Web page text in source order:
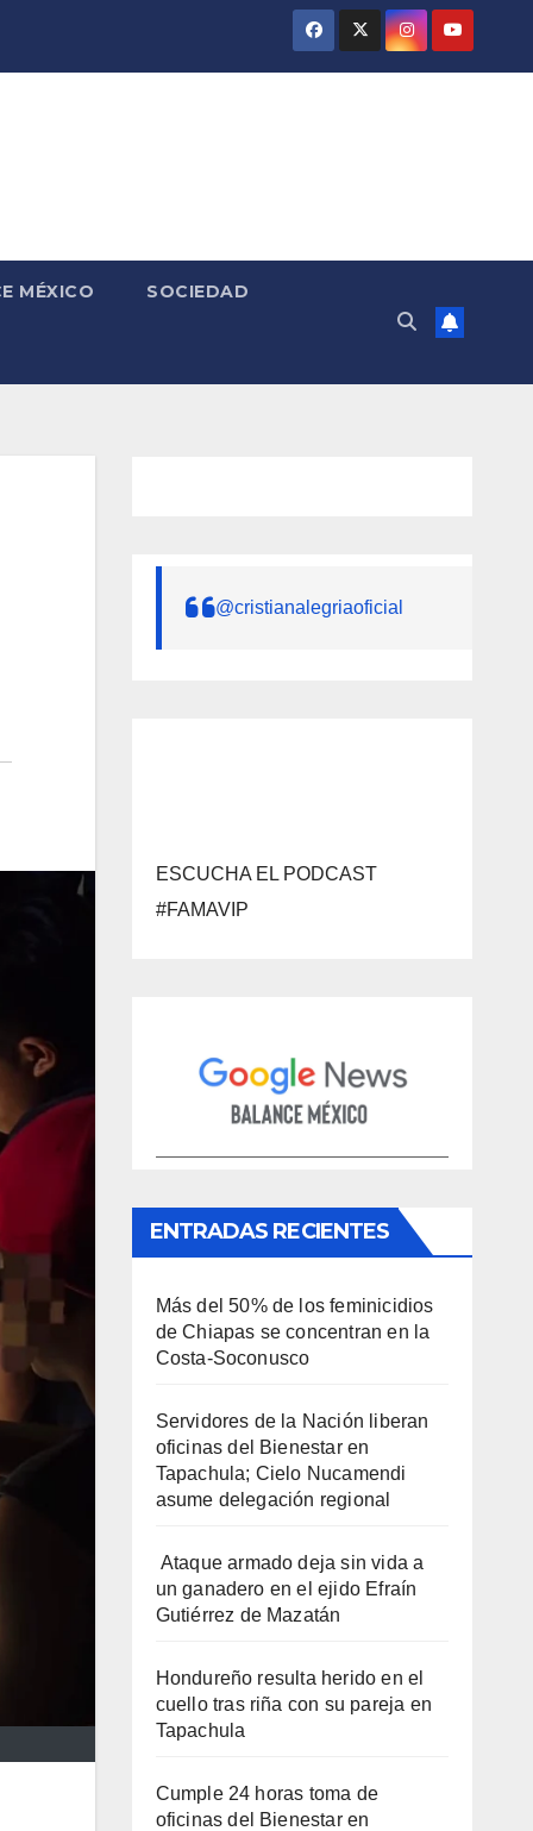
MÉXICO SOCIEDAD
@cristianalegriaoficial
ESCUCHA EL PODCAST
#FAMAVIP
ENTRADAS RECIENTES
Más del 50% de los feminicidios
de Chiapas se concentran en la
Costa-Soconusco
Servidores de la Nación liberan
oficinas del Bienestar en
Tapachula; Cielo Nucamendi
asume delegación regional
Ataque armado deja sin vida a
un ganadero en el ejido Efraín
Gutiérrez de Mazatán
Hondureño resulta herido en el
cuello tras riña con su pareja en
Tapachula
Cumple 24 horas toma de
oficinas del Bienestar en